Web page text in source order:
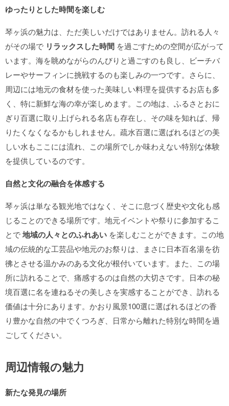
ゆったりとした時間を楽しむ
琴ヶ浜の魅力は、ただ美しいだけではありません。訪れる人々
がその場で リラックスした時間 を過ごすための空間が広がって
います。海を眺めながらのんびりと過ごすのも良し、ビーチバ
レーやサーフィンに挑戦するのも楽しみの一つです。さらに、
周辺には地元の食材を使った美味しい料理を提供するお店も多
く、特に新鮮な海の幸が楽しめます。この地は、ふるさとおに
ぎり百選に取り上げられる名店も存在し、その味を知れば、帰
りたくなくなるかもしれません。疏水百選に選ばれるほどの美
しい水もここには流れ、この場所でしか味わえない特別な体験
を提供しているのです。
自然と文化の融合を体感する
琴ヶ浜は単なる観光地ではなく、そこに息づく歴史や文化も感
じることのできる場所です。地元イベントや祭りに参加するこ
とで地域の人々とのふれあい を楽しむことができます。この地
域の伝統的な工芸品や地元のお祭りは、まさに日本百名湯を彷
彿とさせる温かみのある文化が根付いています。また、この場
所に訪れることで、痛感するのは自然の大切さです。日本の秘
境百選に名を連ねるその美しさを実感することができ、訪れる
価値は十分にあります。かおり風景100選に選ばれるほどの香
り豊かな自然の中でくつろぎ、日常から離れた特別な時間を過
ごしてください。
周辺情報の魅力
新たな発見の場所